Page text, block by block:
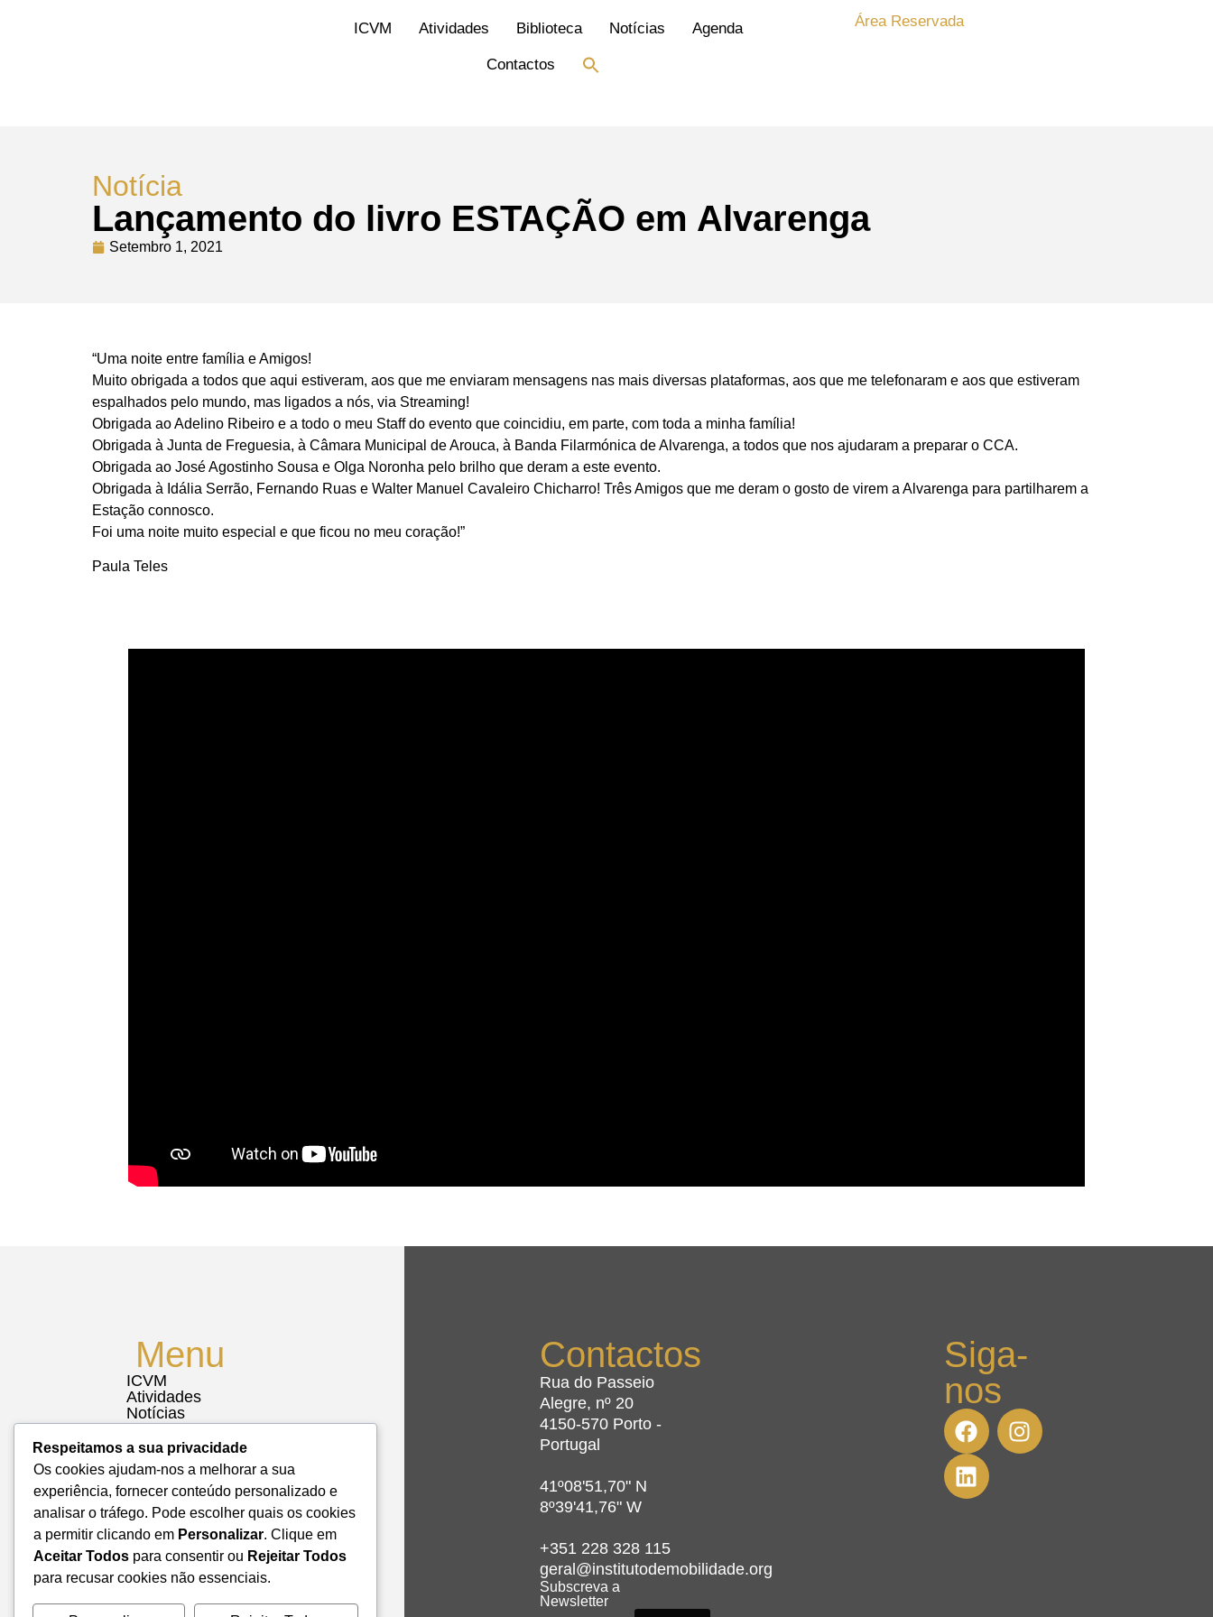
ICVM Atividades Biblioteca Notícias Agenda
Contactos
Área Reservada
Notícia
Lançamento do livro ESTAÇÃO em Alvarenga
Setembro 1, 2021
“Uma noite entre família e Amigos!
Muito obrigada a todos que aqui estiveram, aos que me enviaram mensagens nas mais diversas plataformas, aos que me telefonaram e aos que estiveram
espalhados pelo mundo, mas ligados a nós, via Streaming!
Obrigada ao Adelino Ribeiro e a todo o meu Staff do evento que coincidiu, em parte, com toda a minha família!
Obrigada à Junta de Freguesia, à Câmara Municipal de Arouca, à Banda Filarmónica de Alvarenga, a todos que nos ajudaram a preparar o CCA.
Obrigada ao José Agostinho Sousa e Olga Noronha pelo brilho que deram a este evento.
Obrigada à Idália Serrão, Fernando Ruas e Walter Manuel Cavaleiro Chicharro! Três Amigos que me deram o gosto de virem a Alvarenga para partilharem a
Estação connosco.
Foi uma noite muito especial e que ficou no meu coração!”
Paula Teles
Menu
ICVM
Atividades
Notícias
Biblioteca
Contactos
Mapa do Site
Contactos
Rua do Passeio
Alegre, nº 20
4150-570 Porto -
Portugal
41º08'51,70" N
8º39'41,76" W
+351 228 328 115
geral@institutodemobilidade.org
Subscreva a
Newsletter
Siga-
nos
Respeitamos a sua privacidade
Os cookies ajudam-nos a melhorar a sua
experiência, fornecer conteúdo personalizado e
analisar o tráfego. Pode escolher quais os cookies
a permitir clicando em Personalizar. Clique em
Aceitar Todos para consentir ou Rejeitar Todos
para recusar cookies não essenciais.